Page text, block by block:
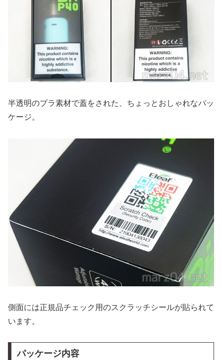
半透明のプラ素材で蓋をされた、ちょっとおしゃれなパッ
ケージ。
側面には正規品チェック用のスクラッチシールが貼られて
います。
パッケージ内容